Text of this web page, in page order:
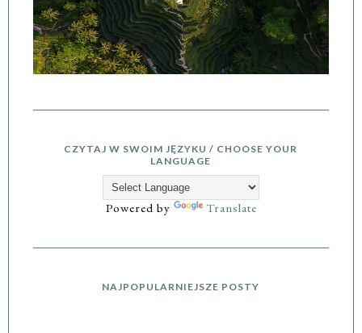
CZYTAJ W SWOIM JĘZYKU / CHOOSE YOUR
LANGUAGE
Powered by Translate
NAJPOPULARNIEJSZE POSTY